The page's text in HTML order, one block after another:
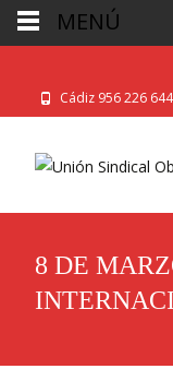
Cádiz 956 226
8 DE
MENÚ